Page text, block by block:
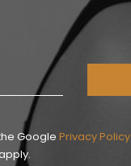
Google Privacy Policy